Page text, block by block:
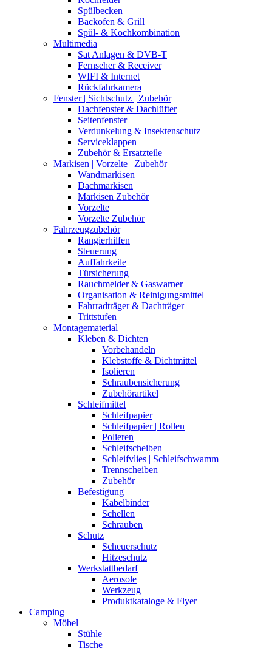
Spülbecken
Backofen & Grill
Spül- & Kochkombination
Multimedia
Sat Anlagen & DVB-T
Fernseher & Receiver
WIFI & Internet
Rückfahrkamera
Fenster | Sichtschutz | Zubehör
Dachfenster & Dachlüfter
Seitenfenster
Verdunkelung & Insektenschutz
Serviceklappen
Zubehör & Ersatzteile
Markisen | Vorzelte | Zubehör
Wandmarkisen
Dachmarkisen
Markisen Zubehör
Vorzelte
Vorzelte Zubehör
Fahrzeugzubehör
Rangierhilfen
Steuerung
Auffahrkeile
Türsicherung
Rauchmelder & Gaswarner
Organisation & Reinigungsmittel
Fahrradträger & Dachträger
Trittstufen
Montagematerial
Kleben & Dichten
Vorbehandeln
Klebstoffe & Dichtmittel
Isolieren
Schraubensicherung
Zubehörartikel
Schleifmittel
Schleifpapier
Schleifpapier | Rollen
Polieren
Schleifscheiben
Schleifvlies | Schleifschwamm
Trennscheiben
Zubehör
Befestigung
Kabelbinder
Schellen
Schrauben
Schutz
Scheuerschutz
Hitzeschutz
Werkstattbedarf
Aerosole
Werkzeug
Produktkataloge & Flyer
Camping
Möbel
Stühle
Tische